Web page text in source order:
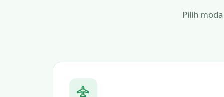
Pilih